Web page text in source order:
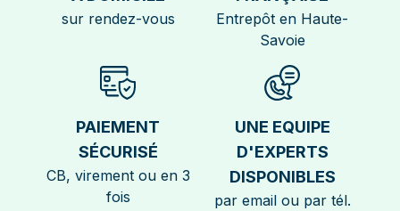
sur rendez-vous
Entrepôt en Haute-
Savoie
PAIEMENT
SÉCURISÉ
CB, virement ou en 3
fois
UNE EQUIPE
D'EXPERTS
DISPONIBLES
par email ou par tél.